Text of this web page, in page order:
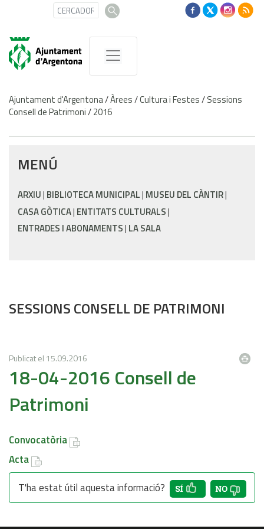
Ajuntament d'Argentona/Àrees/Cultura i Festes/Sessions
Consell de Patrimoni/2016
MENÚ
ARXIU BIBLIOTECA MUNICIPAL MUSEU DEL CÀNTIR
CASA GÒTICA ENTITATS CULTURALS
ENTRADES I ABONAMENTS LA SALA
SESSIONS CONSELL DE PATRIMONI
Publicat el 15.09.2016
18-04-2016 Consell de
Patrimoni
Convocatòria
Acta
T'ha estat útil aquesta informació?